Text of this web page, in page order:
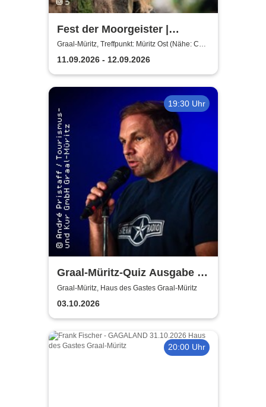
Fest der Moorgeister |
Abendwanderung
Graal-Müritz, Treffpunkt: Müritz Ost (Nähe: Café
Witt)
11.09.2026 - 12.09.2026
19:30 Uhr
Graal-Müritz-Quiz Ausgabe #
8 | Moderation: Dominik
Bartels
Graal-Müritz, Haus des Gastes Graal-Müritz
03.10.2026
20:00 Uhr